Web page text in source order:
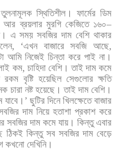
তুলনামূলক স্থিতিশীল। ফার্মের ডিম
আর ব্রয়লার মুরগি কেজিতে ১৬০–
এ সময় সবজির দাম বেশি থাকার
, ‘এখন বাজারে সবজি আছে,
আমি নিজেই চিন্তা করে পাই না।
কম, চাহিদা বেশি। তাই দাম কমে
রকম বৃষ্টি হয়েছিল সেগুলোর ক্ষতি
চারা নষ্ট হয়েছে। তাই দাম বেশি।
যাবে। ’ ছুটির দিনে খিলক্ষেতে বাজার
দাম নিয়ে হতাশা প্রকাশ করে
সবজির দাম কমে যায়। কিন্তু এবার
ঠিকই কিন্তু সব সবজির দাম বেড়ে
কখনো দেখিনি।